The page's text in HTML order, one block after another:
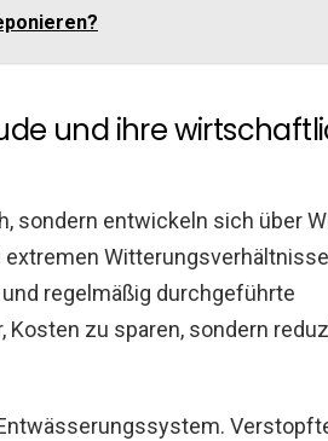
und ihre
sondern entwickeln sich über
regelmäßig durchgeführte
zu sparen, sondern